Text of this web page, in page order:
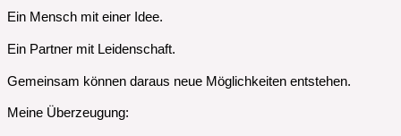
Ein Mensch mit einer Idee.
Ein Partner mit Leidenschaft.
Gemeinsam können daraus neue Möglichkeiten entstehen.
Meine Überzeugung: